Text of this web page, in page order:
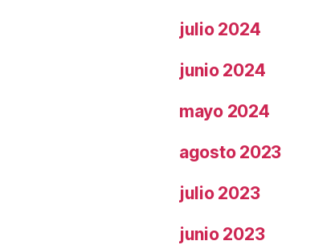
julio 2024
junio 2024
mayo 2024
agosto 2023
julio 2023
junio 2023